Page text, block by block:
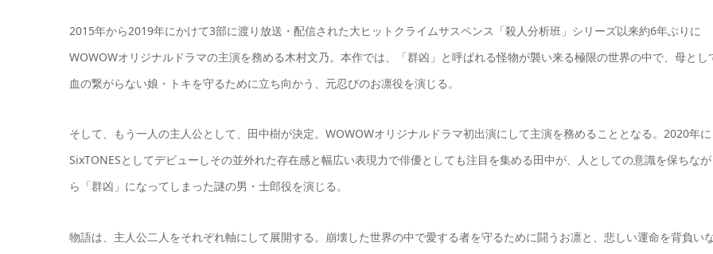
2015年から2019年にかけて3部に渡り放送・配信された大ヒットクライムサスペンス「殺人分析班」シリーズ以来約6年ぶりに
WOWOWオリジナルドラマの主演を務める木村文乃。本作では、「群凶」と呼ばれる怪物が襲い来る極限の世界の中で、母とし
血の繋がらない娘・トキを守るために立ち向かう、元忍びのお凛役を演じる。
そして、もう一人の主人公として、田中樹が決定。WOWOWオリジナルドラマ初出演にして主演を務めることとなる。2020年に
SixTONESとしてデビューしその並外れた存在感と幅広い表現力で俳優としても注目を集める田中が、人としての意識を保ちなが
ら「群凶」になってしまった謎の男・士郎役を演じる。
物語は、主人公二人をそれぞれ軸にして展開する。崩壊した世界の中で愛する者を守るために闘うお凛と、悲しい運命を背負い